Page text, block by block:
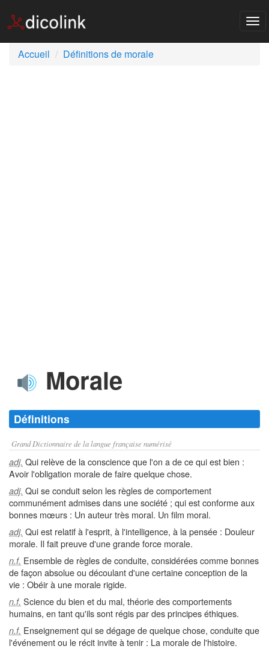
Accueil
Définitions de morale
Morale
Définitions
Grand Dictionnaire de la langue française numérisé
adj. Qui relève de la conscience que l'on a de ce qui est bien :
Avoir l'obligation morale de faire quelque chose.
adj. Qui se conduit selon les règles de comportement
communément admises dans une société ; qui est conforme aux
bonnes mœurs : Un auteur très moral. Un film moral.
adj. Qui est relatif à l'esprit, à l'intelligence, à la pensée : Douleur
morale. Il fait preuve d'une grande force morale.
n.f. Ensemble de règles de conduite, considérées comme bonnes
de façon absolue ou découlant d'une certaine conception de la
vie : Obéir à une morale rigide.
n.f. Science du bien et du mal, théorie des comportements
humains, en tant qu'ils sont régis par des principes éthiques.
n.f. Enseignement qui se dégage de quelque chose, conduite que
l'événement ou le récit invite à tenir : La morale de l'histoire.